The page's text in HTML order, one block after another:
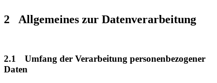
2 Allgemeines zur Datenverarbeitung
2.1
Umfang der Verarbeitung personenbezogener
Daten